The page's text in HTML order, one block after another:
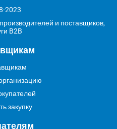
2023
и поставщиков,
B2B
закупку